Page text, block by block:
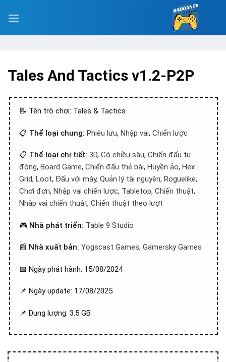
Tales And Tactics v1.2-P2P
📝 Tên trò chơi: Tales & Tactics
📋 Thể loại chung: Phiêu lưu, Nhập vai, Chiến lược
📋 Thể loại chi tiết: 3D, Có chiều sâu, Chiến đấu tự
động, Board Game, Chiến đấu thẻ bài, Huyền ảo, Hex
Grid, Loot, Đấu với máy, Quản lý tài nguyên, Roguelike,
Chơi đơn, Nhập vai chiến lược, Tabletop, Chiến thuật,
Nhập vai chiến thuật, Chiến thuật theo lượt
🎮 Nhà phát triển: Table 9 Studio
📰 Nhà xuất bản: Yogscast Games, Gamersky Games
📅 Ngày phát hành: 15/08/2024
📌 Ngày update: 17/08/2025
📌 Dung lượng: 3.5 GB